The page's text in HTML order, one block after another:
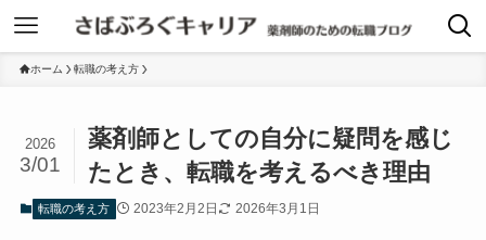
ホーム 転職の考え方
薬剤師としての自分に疑問を感じ
たとき、転職を考えるべき理由
2026
3/01
転職の考え方 2023年2月2日 2026年3月1日